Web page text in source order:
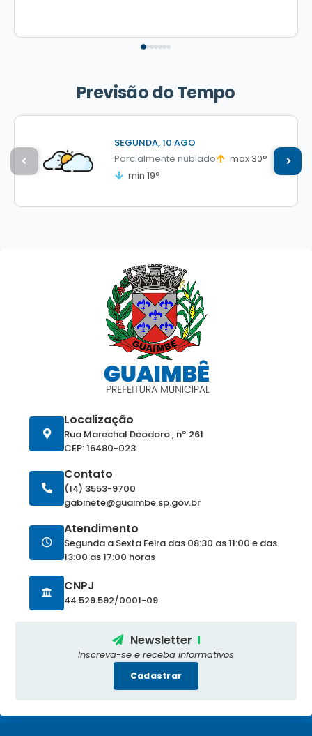
Previsão do Tempo
SEGUNDA 10 AGO
Parcialmente nublado
max 30°
min 19°
Localização
Rua Marechal Deodoro , nº 261
CEP: 16480-023
Contato
(14) 3553-9700
gabinete@guaimbe.sp.gov.br
Atendimento
Segunda a Sexta Feira das 08:30 as 11:00 e das
13:00 as 17:00 horas
CNPJ
44.529.592/0001-09
Newsletter
Inscreva-se e receba informativos
Cadastrar